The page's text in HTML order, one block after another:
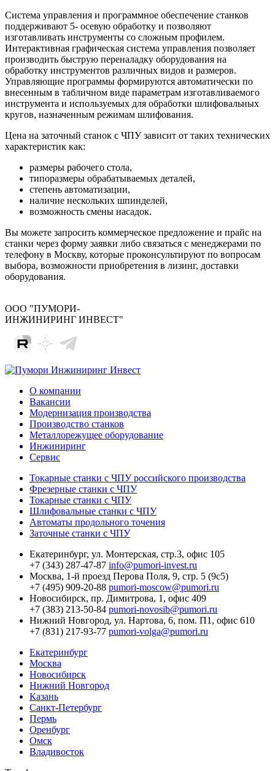
Система управления и программное обеспечение станков
поддерживают 5- осевую обработку и позволяют
изготавливать инструменты со сложным профилем.
Интерактивная графическая система управления позволяет
производить быструю переналадку оборудования на
обработку инструментов различных видов и размеров.
Управляющие программы формируются автоматически по
внесенным в табличном виде параметрам изготавливаемого
инструмента и используемых для обработки шлифовальных
кругов, назначенным режимам шлифования.
Цена на заточный станок с ЧПУ зависит от таких технических
характеристик как:
размеры рабочего стола,
типоразмеры обрабатываемых деталей,
степень автоматизации,
наличие нескольких шпинделей,
возможность смены насадок.
Вы можете запросить коммерческое предложение и прайс на
станки через форму заявки либо связаться с менеджерами по
телефону в Москву, которые проконсультируют по вопросам
выбора, возможности приобретения в лизинг, доставки
оборудования.
ООО "ПУМОРИ-
ИНЖИНИРИНГ ИНВЕСТ"
О компании
Вакансии
Модернизация производства
Производство станков
Металлорежущее оборудование
Инжиниринг
Сервис
Токарные станки с ЧПУ российского производства
Фрезерные станки с ЧПУ
Токарные станки с ЧПУ
Шлифовальные станки с ЧПУ
Автоматы продольного точения
Заточные станки с ЧПУ
Екатеринбург, ул. Монтерская, стр.3, офис 105
+7 (343) 287-47-87 info@pumori-invest.ru
Москва, 1-й проезд Перова Поля, 9, стр. 5 (9с5)
+7 (495) 909-20-88 pumori-moscow@pumori.ru
Новосибирск, пр. Димитрова, 1, офис 409
+7 (383) 213-50-84 pumori-novosib@pumori.ru
Нижний Новгород, ул. Нартова, 6, пом. П1, офис 610
+7 (831) 217-93-77 pumori-volga@pumori.ru
Екатеринбург
Москва
Новосибирск
Нижний Новгород
Казань
Санкт-Петербург
Пермь
Оренбург
Омск
Владивосток